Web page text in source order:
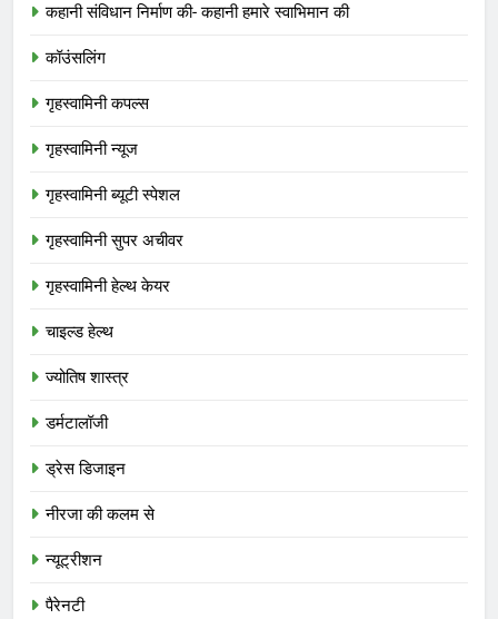
कहानी संविधान निर्माण की- कहानी हमारे स्वाभिमान की
कॉउंसलिंग
गृहस्वामिनी कपल्स
गृहस्वामिनी न्यूज
गृहस्वामिनी ब्यूटी स्पेशल
गृहस्वामिनी सुपर अचीवर
गृहस्वामिनी हेल्थ केयर
चाइल्ड हेल्थ
ज्योतिष शास्त्र
डर्मटालॉजी
ड्रेस डिजाइन
नीरजा की कलम से
न्यूट्रीशन
पैरेनटी